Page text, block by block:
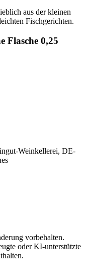
aus der kleinen
Fischgerichten.
Flasche 0,25
Weinkellerei, DE-
vorbehalten.
oder KI-unterstützte